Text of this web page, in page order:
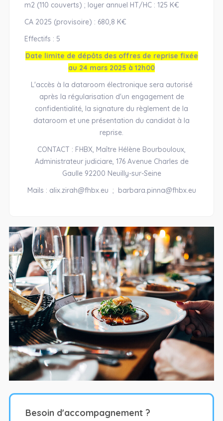
m2 (110 couverts) ; loyer annuel HT/HC : 125 K€
CA 2025 (provisoire) : 680,8 K€
Effectifs : 5
Date limite de dépôts des offres de reprise fixée
au 24 mars 2025 à 12h00
L'accès à la dataroom électronique sera autorisé
après la régularisation d'un engagement de
confidentialité, la signature du règlement de la
dataroom et une présentation du candidat à la
reprise.
CONTACT : FHBX, Maître Hélène Bourbouloux,
Administrateur judiciare, 176 Avenue Charles de
Gaulle 92200 Neuilly-sur-Seine
Mails : alix.zirah@fhbx.eu ; barbara.pinna@fhbx.eu
Besoin d'accompagnement ?